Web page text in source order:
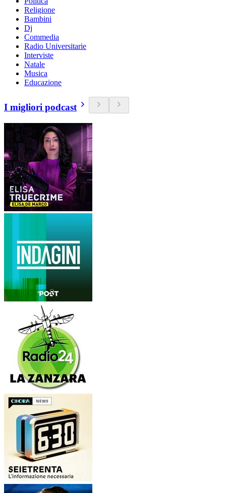
Religione
Bambini
Dj
Commedia
Radio Universitarie
Interviste
Natale
Musica
Educazione
I migliori podcast